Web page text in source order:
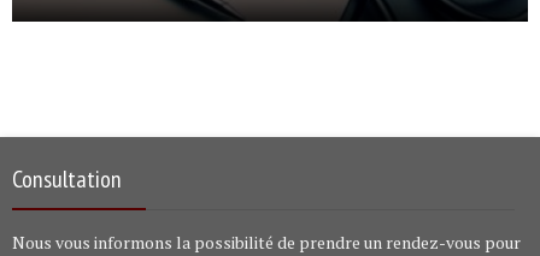
Consultation
Nous vous informons la possibilité de prendre un rendez-vous pour